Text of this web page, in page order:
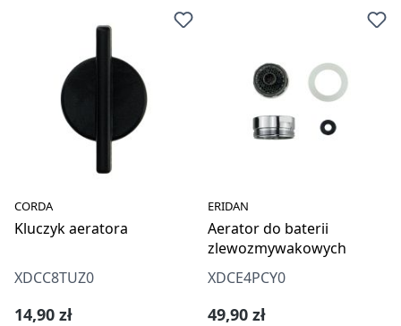
CORDA
Kluczyk aeratora
XDCC8TUZ0
Cena regularna:
14,90 zł
ERIDAN
Aerator do baterii
zlewozmywakowych
XDCE4PCY0
Cena regularna:
49,90 zł